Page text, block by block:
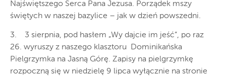
Najświętszego Serca Pana Jezusa. Porządek mszy
świętych w naszej bazylice – jak w dzień powszedni.
3. 3 sierpnia, pod hasłem „Wy dajcie im jeść”, po raz
26. wyruszy z naszego klasztoru Dominikańska
Pielgrzymka na Jasną Górę. Zapisy na pielgrzymkę
rozpoczną się w niedzielę 9 lipca wyłącznie na stronie